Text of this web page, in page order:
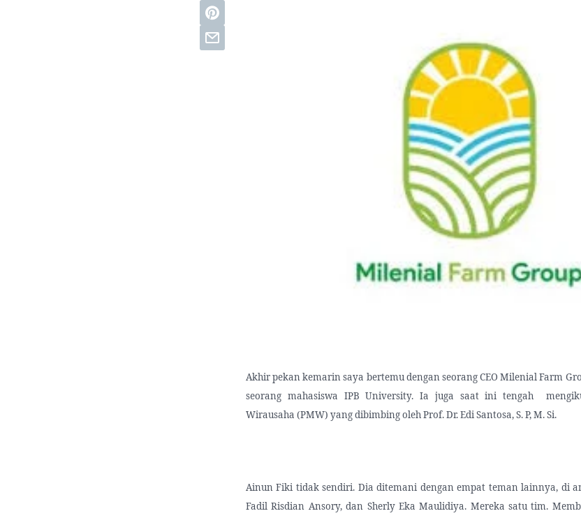
Akhir pekan kemarin saya bertemu dengan seorang CEO Milenial Farm
seorang mahasiswa IPB University. Ia juga saat ini tengah
Wirausaha (PMW) yang dibimbing oleh Prof. Dr. Edi Santosa, S. P, M. Si.
Ainun Fiki tidak sendiri. Dia ditemani dengan empat teman lainnya, di
Fadil Risdian Ansory, dan Sherly Eka Maulidiya. Mereka satu tim.